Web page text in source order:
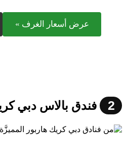
عرض أسعار الغرف »
2 فندق بالاس دبي